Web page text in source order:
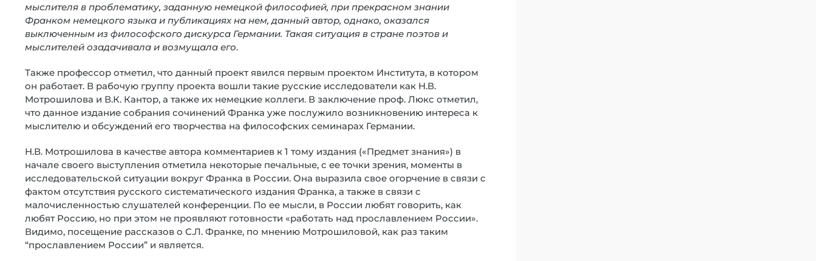
мыслителя в проблематику, заданную немецкой философией, при прекрасном знании
Франком немецкого языка и публикациях на нем, данный автор, однако, оказался
выключенным из философского дискурса Германии. Такая ситуация в стране поэтов и
мыслителей озадачивала и возмущала его.
Также профессор отметил, что данный проект явился первым проектом Института, в котором
он работает. В рабочую группу проекта вошли такие русские исследователи как Н.В.
Мотрошилова и В.К. Кантор, а также их немецкие коллеги. В заключение проф. Люкс отметил,
что данное издание собрания сочинений Франка уже послужило возникновению интереса к
мыслителю и обсуждений его творчества на философских семинарах Германии.
Н.В. Мотрошилова в качестве автора комментариев к 1 тому издания («Предмет знания») в
начале своего выступления отметила некоторые печальные, с ее точки зрения, моменты в
исследовательской ситуации вокруг Франка в России. Она выразила свое огорчение в связи с
фактом отсутствия русского систематического издания Франка, а также в связи с
малочисленностью слушателей конференции. По ее мысли, в России любят говорить, как
любят Россию, но при этом не проявляют готовности «работать над прославлением России».
Видимо, посещение рассказов о С.Л. Франке, по мнению Мотрошиловой, как раз таким
“прославлением России” и является.